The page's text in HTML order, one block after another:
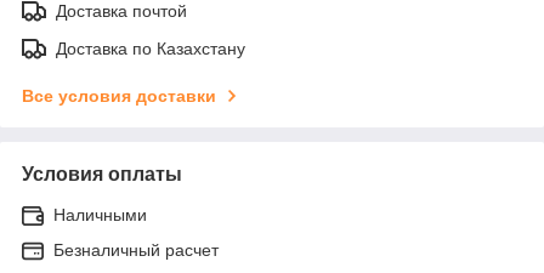
Доставка почтой
Доставка по Казахстану
Все условия доставки
Условия оплаты
Наличными
Безналичный расчет